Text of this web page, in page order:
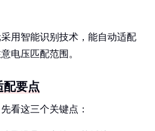
用智能识别技术，能自动适配
电压匹配范围。
配要点
看这三个关键点：